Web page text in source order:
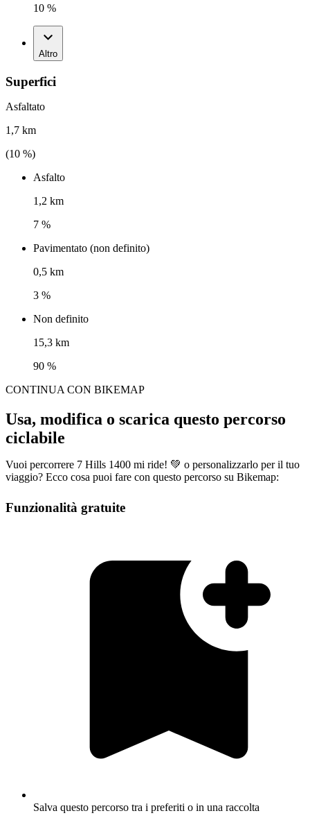
10 %
Altro
Superfici
Asfaltato
1,7 km
(10 %)
Asfalto
1,2 km
7 %
Pavimentato (non definito)
0,5 km
3 %
Non definito
15,3 km
90 %
CONTINUA CON BIKEMAP
Usa, modifica o scarica questo percorso
ciclabile
Vuoi percorrere 7 Hills 1400 mi ride! 💚 o personalizzarlo per il tuo
viaggio? Ecco cosa puoi fare con questo percorso su Bikemap:
Funzionalità gratuite
Salva questo percorso tra i preferiti o in una raccolta